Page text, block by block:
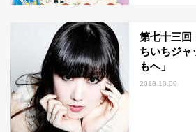
第七十三回
ちいちジャ
もへ」
2018.10.09